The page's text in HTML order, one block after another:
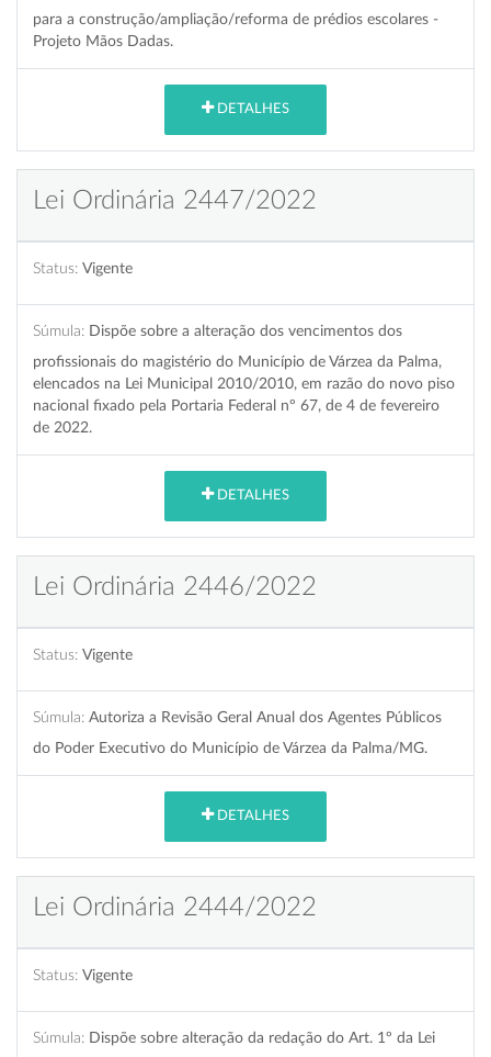
para a construção/ampliação/reforma de prédios escolares -
Projeto Mãos Dadas.
DETALHES
Lei Ordinária 2447/2022
Status: Vigente
Súmula: Dispõe sobre a alteração dos vencimentos dos
profissionais do magistério do Município de Várzea da Palma,
elencados na Lei Municipal 2010/2010, em razão do novo piso
nacional fixado pela Portaria Federal nº 67, de 4 de fevereiro
de 2022.
DETALHES
Lei Ordinária 2446/2022
Status: Vigente
Súmula: Autoriza a Revisão Geral Anual dos Agentes Públicos
do Poder Executivo do Município de Várzea da Palma/MG.
DETALHES
Lei Ordinária 2444/2022
Status: Vigente
Súmula: Dispõe sobre alteração da redação do Art. 1º da Lei